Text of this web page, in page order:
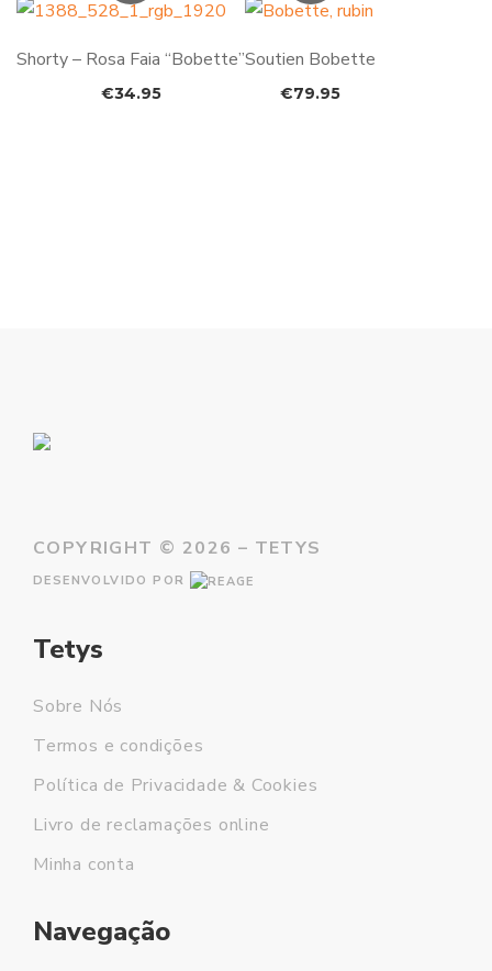
Shorty – Rosa Faia “Bobette”
€34.95
Soutien Bobette
€79.95
COPYRIGHT © 2026 – TETYS
DESENVOLVIDO POR
Tetys
Sobre Nós
Termos e condições
Política de Privacidade & Cookies
Livro de reclamações online
Minha conta
Navegação